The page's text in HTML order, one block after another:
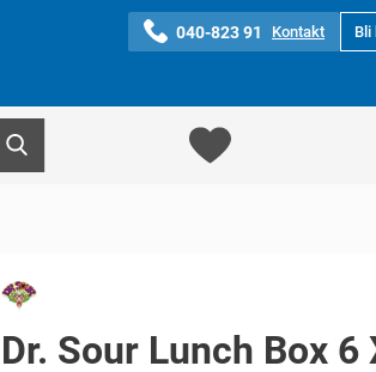
040-823 91 Kontakt Bli
Dr. Sour Lunch Box 6